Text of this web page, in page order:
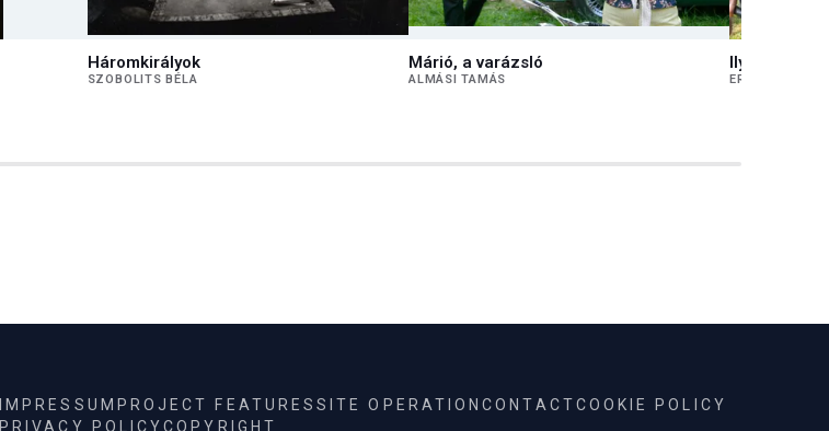
Háromkirályok
SZOBOLITS BÉLA
Márió, a varázsló
ALMÁSI TAMÁS
Ily korban
ERDÉLYI JÁNOS
IMPRESSUM PROJECT FEATURESSITE OPERATIONCONTACTCOOKIE POLICY
PRIVACY POLICYCOPYRIGHT